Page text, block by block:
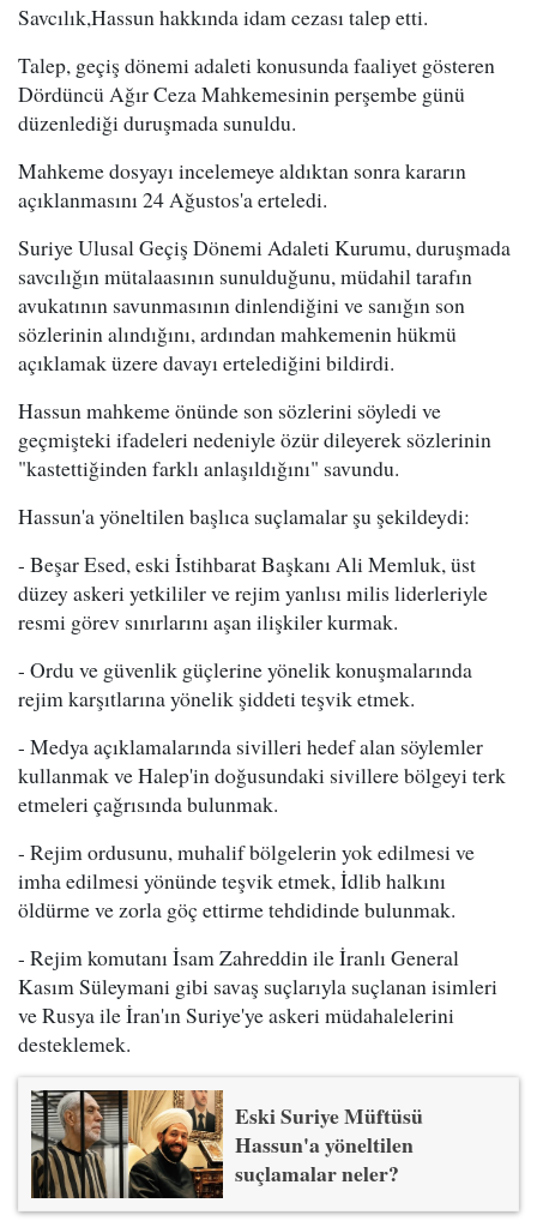
Savcılık,Hassun hakkında idam cezası talep etti.
Talep, geçiş dönemi adaleti konusunda faaliyet gösteren
Dördüncü Ağır Ceza Mahkemesinin perşembe günü
düzenlediği duruşmada sunuldu.
Mahkeme dosyayı incelemeye aldıktan sonra kararın
açıklanmasını 24 Ağustos'a erteledi.
Suriye Ulusal Geçiş Dönemi Adaleti Kurumu, duruşmada
savcılığın mütalaasının sunulduğunu, müdahil tarafın
avukatının savunmasının dinlendiğini ve sanığın son
sözlerinin alındığını, ardından mahkemenin hükmü
açıklamak üzere davayı ertelediğini bildirdi.
Hassun mahkeme önünde son sözlerini söyledi ve
geçmişteki ifadeleri nedeniyle özür dileyerek sözlerinin
"kastettiğinden farklı anlaşıldığını" savundu.
Hassun'a yöneltilen başlıca suçlamalar şu şekildeydi:
- Beşar Esed, eski İstihbarat Başkanı Ali Memluk, üst
düzey askeri yetkililer ve rejim yanlısı milis liderleriyle
resmi görev sınırlarını aşan ilişkiler kurmak.
- Ordu ve güvenlik güçlerine yönelik konuşmalarında
rejim karşıtlarına yönelik şiddeti teşvik etmek.
- Medya açıklamalarında sivilleri hedef alan söylemler
kullanmak ve Halep'in doğusundaki sivillere bölgeyi terk
etmeleri çağrısında bulunmak.
- Rejim ordusunu, muhalif bölgelerin yok edilmesi ve
imha edilmesi yönünde teşvik etmek, İdlib halkını
öldürme ve zorla göç ettirme tehdidinde bulunmak.
- Rejim komutanı İsam Zahreddin ile İranlı General
Kasım Süleymani gibi savaş suçlarıyla suçlanan isimleri
ve Rusya ile İran'ın Suriye'ye askeri müdahalelerini
desteklemek.
Eski Suriye Müftüsü
Hassun'a yöneltilen
suçlamalar neler?